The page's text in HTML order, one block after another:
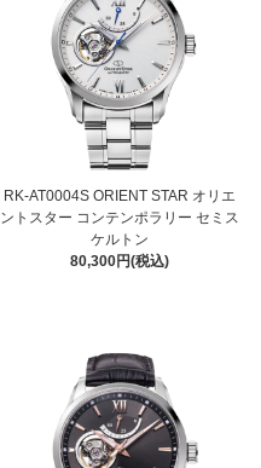
RK-AT0004S ORIENT STAR オリエ
ントスター コンテンポラリー セミス
ケルトン
80,300円(税込)